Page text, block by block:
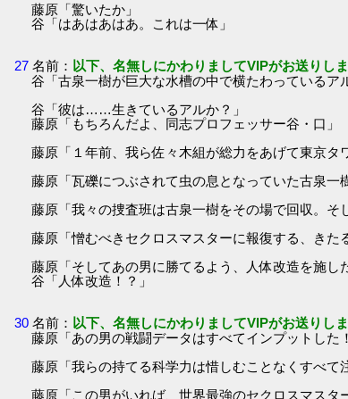
藤原「驚いたか」
谷「はあはあはあ。これは一体」
27 名前： 以下、名無しにかわりましてVIPがお送りしま
谷「古泉一樹が巨大な水槽の中で横たわっているア
谷「彼は……生きているアルか？」
藤原「もちろんだよ、同志プロフェッサー谷・口」
藤原「１年前、我ら佐々木組が総力をあげて東京タ
藤原「瓦礫につぶされて虫の息となっていた古泉一
藤原「我々の捜査班は古泉一樹をその場で回収。そ
藤原「憎むべきセクロスマスターに報復する、きた
藤原「そしてあの男に勝てるよう、人体改造を施し
谷「人体改造！？」
30 名前： 以下、名無しにかわりましてVIPがお送りしま
藤原「あの男の戦闘データはすべてインプットした
藤原「我らの持てる科学力は惜しむことなくすべて
藤原「この男がいれば、世界最強のセクロスマスタ